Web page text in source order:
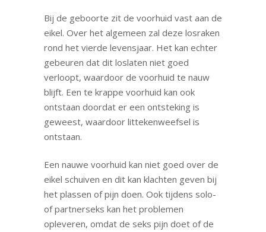
Bij de geboorte zit de voorhuid vast aan de
eikel. Over het algemeen zal deze losraken
rond het vierde levensjaar. Het kan echter
gebeuren dat dit loslaten niet goed
verloopt, waardoor de voorhuid te nauw
blijft. Een te krappe voorhuid kan ook
ontstaan doordat er een ontsteking is
geweest, waardoor littekenweefsel is
ontstaan.
Een nauwe voorhuid kan niet goed over de
eikel schuiven en dit kan klachten geven bij
het plassen of pijn doen. Ook tijdens solo-
of partnerseks kan het problemen
opleveren, omdat de seks pijn doet of de